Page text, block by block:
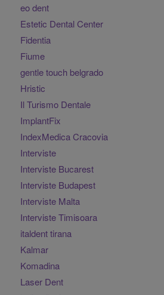
eo dent
Estetic Dental Center
Fidentia
Fiume
gentle touch belgrado
Hristic
Il Turismo Dentale
ImplantFix
IndexMedica Cracovia
Interviste
Interviste Bucarest
Interviste Budapest
Interviste Malta
Interviste Timisoara
italdent tirana
Kalmar
Komadina
Laser Dent